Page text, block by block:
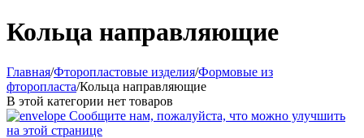
Кольца направляющие
Главная/Фторопластовые изделия/Формовые из
фторопласта/Кольца направляющие
В этой категории нет товаров
Сообщите нам, пожалуйста, что можно улучшить
на этой странице